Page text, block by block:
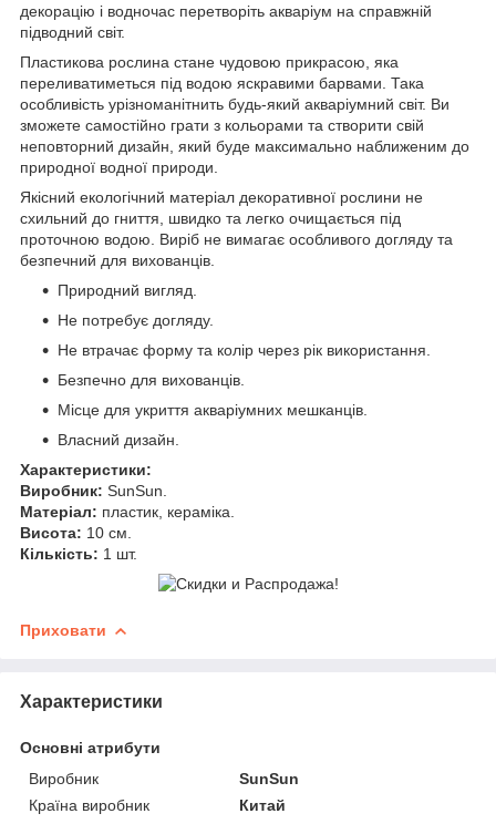
декорацію і водночас перетворіть акваріум на справжній
підводний світ.
Пластикова рослина стане чудовою прикрасою, яка
переливатиметься під водою яскравими барвами. Така
особливість урізноманітнить будь-який акваріумний світ. Ви
зможете самостійно грати з кольорами та створити свій
неповторний дизайн, який буде максимально наближеним до
природної водної природи.
Якісний екологічний матеріал декоративної рослини не
схильний до гниття, швидко та легко очищається під
проточною водою. Виріб не вимагає особливого догляду та
безпечний для вихованців.
Природний вигляд.
Не потребує догляду.
Не втрачає форму та колір через рік використання.
Безпечно для вихованців.
Місце для укриття акваріумних мешканців.
Власний дизайн.
Характеристики:
Виробник: SunSun.
Матеріал: пластик, кераміка.
Висота: 10 см.
Кількість: 1 шт.
Приховати
Характеристики
Основні атрибути
Виробник
SunSun
Країна виробник
Китай